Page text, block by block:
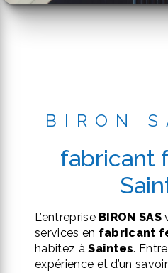
BIRON
fabricant
L’entreprise BIRON SAS
services en fabricant
habitez àSaintes.
expérience et d’un